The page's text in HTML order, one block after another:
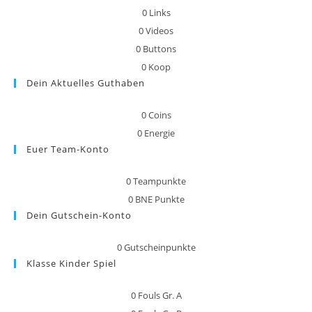
0 Links
0Videos
0 Buttons
0 Koop
Dein Aktuelles Guthaben
0Coins
0 Energie
Euer Team-Konto
0Teampunkte
0 BNE Punkte
Dein Gutschein-Konto
0Gutscheinpunkte
Klasse Kinder Spiel
0 Fouls Gr. A